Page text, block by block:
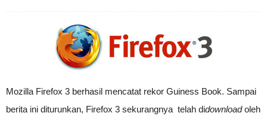
Mozilla Firefox 3 berhasil mencatat rekor Guiness Book. Sampai
berita ini diturunkan, Firefox 3 sekurangnya telah didownloadoleh